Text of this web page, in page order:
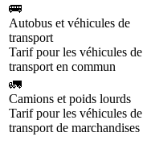
🚌
Autobus et véhicules de
transport
Tarif pour les véhicules de
transport en commun
🚛
Camions et poids lourds
Tarif pour les véhicules de
transport de marchandises